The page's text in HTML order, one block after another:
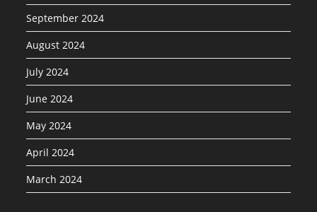
September 2024
August 2024
July 2024
June 2024
May 2024
April 2024
March 2024